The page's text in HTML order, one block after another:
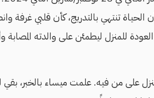
الحياة تنتهي بالتدريج، كأن قلبي غرفة
العودة للمنزل ليطمئن على والدته
على من فيه. علمت ميساء بالخبر،